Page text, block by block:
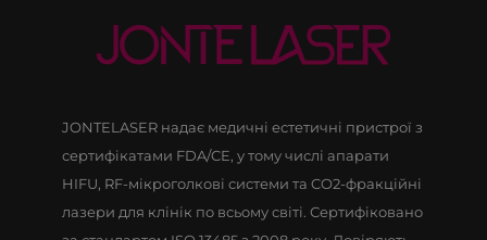
JONTELASER надає медичні естетичні пристрої з
сертифікатами FDA/CE, у тому числі апарати
HIFU, RF-мікроголкові системи та CO2-фракційні
лазери для клінік по всьому світі. Сертифіковано